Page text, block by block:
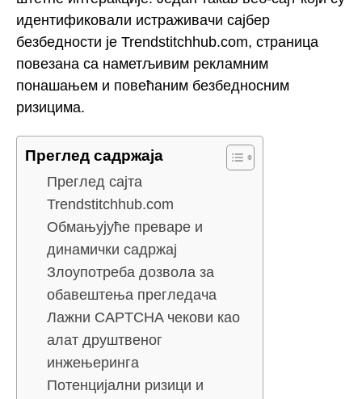
идентификовали истраживачи сајбер
безбедности је Trendstitchhub.com, страница
повезана са наметљивим рекламним
понашањем и повећаним безбедносним
ризицима.
Преглед садржаја
Преглед сајта
Trendstitchhub.com
Обмањујуће преваре и
динамички садржај
Злоупотреба дозвола за
обавештења прегледача
Лажни CAPTCHA чекови као
алат друштвеног
инжењеринга
Потенцијални ризици и